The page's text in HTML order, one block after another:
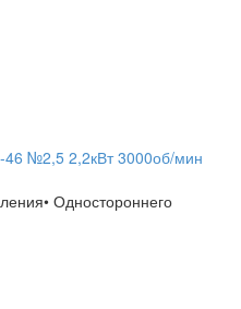
46 №2,5 2,2кВт 3000об/мин
Одностороннего